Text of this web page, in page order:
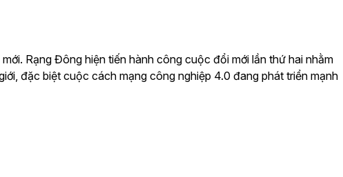
Rạng Đông hiện tiến hành công cuộc đổi mới lần thứ hai nhằm
đặc biệt cuộc cách mạng công nghiệp 4.0 đang phát triển mạnh